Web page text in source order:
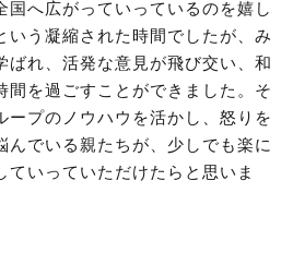
国へ広がっていっているのを嬉し
いう凝縮された時間でしたが、み
ばれ、活発な意見が飛び交い、和
間を過ごすことができました。そ
ープのノウハウを活かし、怒りを
んでいる親たちが、少しでも楽に
ていっていただけたらと思いま